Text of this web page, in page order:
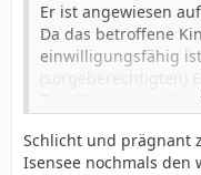
Er ist angewiesen
Da das betroffene
einwilligungsfähig
Einwilligung
auf die Eltern und
ihrerseits von ihrem
Schlicht und prägnant
Isensee nochmals den